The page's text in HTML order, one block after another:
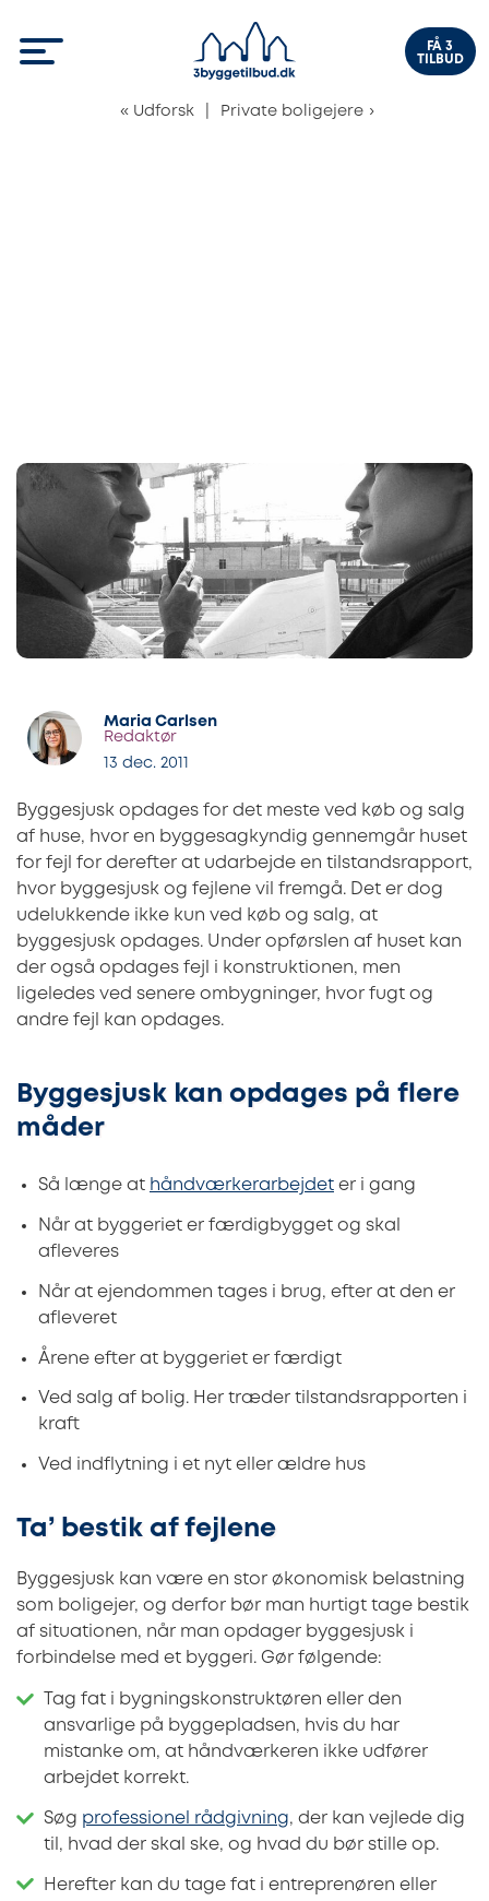
FÅ 3
TILBUD
« Udforsk Private boligejere ›
Maria Carlsen
Redaktør
13 dec. 2011
Byggesjusk opdages for det meste ved køb og salg
af huse, hvor en byggesagkyndig gennemgår huset
for fejl for derefter at udarbejde en tilstandsrapport,
hvor byggesjusk og fejlene vil fremgå. Det er dog
udelukkende ikke kun ved køb og salg, at
byggesjusk opdages. Under opførslen af huset kan
der også opdages fejl i konstruktionen, men
ligeledes ved senere ombygninger, hvor fugt og
andre fejl kan opdages.
Byggesjusk kan opdages på flere
måder
Så længe at håndværkerarbejdet er i gang
Når at byggeriet er færdigbygget og skal
afleveres
Når at ejendommen tages i brug, efter at den er
afleveret
Årene efter at byggeriet er færdigt
Ved salg af bolig. Her træder tilstandsrapporten i
kraft
Ved indflytning i et nyt eller ældre hus
Ta’ bestik af fejlene
Byggesjusk kan være en stor økonomisk belastning
som boligejer, og derfor bør man hurtigt tage bestik
af situationen, når man opdager byggesjusk i
forbindelse med et byggeri. Gør følgende:
Tag fat i bygningskonstruktøren eller den
ansvarlige på byggepladsen, hvis du har
mistanke om, at håndværkeren ikke udfører
arbejdet korrekt.
Søg professionel rådgivning, der kan vejlede dig
til, hvad der skal ske, og hvad du bør stille op.
Herefter kan du tage fat i entreprenøren eller